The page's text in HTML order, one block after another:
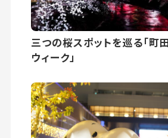
三つの桜スポットを巡る「町
ウィーク」